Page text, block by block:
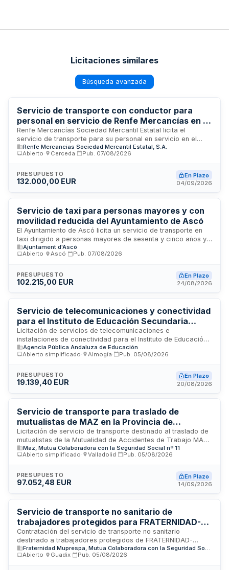
Licitaciones similares
Búsqueda avanzada
Servicio de transporte con conductor para
personal en servicio de Renfe Mercancías en el
área de A Coruña
Renfe Mercancías Sociedad Mercantil Estatal licita el
servicio de transporte para su personal en servicio en el
área de A Coruña. El servicio comprende el desplazamiento
mediante vehículos con conductor entre orígenes y destinos
trata de una contratación no exclusiva regulada por la
normativa vigente en transporte de personas, cuya ejecución
Sistemas y Empresas Participadas.
Renfe Mercancías Sociedad Mercantil Estatal, S.A.
Abierto
Cerceda Pub. 07/08/2026
PRESUPUESTO
132.000,00 EUR
En Plazo
04/09/2026
Servicio de taxi para personas mayores y con
movilidad reducida del Ayuntamiento de Ascó
El Ayuntamiento de Ascó licita un servicio de transporte en
taxi dirigido a personas mayores de sesenta y cinco años y
a aquellas con movilidad reducida que requieren
desplazamientos dentro del municipio. El servicio será
coordinado, garantizando la continuidad en la prestación y la
gestión unitaria de rutas y horarios. La empresa adjudicataria
necesarios para atender las demandas del servicio de
conformidad con lo establecido en el pliego de
prescripciones técnicas.
Ajuntament d'Ascó
Abierto
Ascó Pub. 07/08/2026
PRESUPUESTO
102.215,00 EUR
En Plazo
24/08/2026
Servicio de telecomunicaciones y conectividad
para el Instituto de Educación Secundaria
Puerta del Mar
Licitación de servicios de telecomunicaciones e
instalaciones de conectividad para el Instituto de Educación
Secundaria Puerta del Mar, convocada por la Agencia
Pública Andaluza de Educación. El contrato incluye la
a internet y servicios telemáticos necesarios para el
funcionamiento integral del centro educativo, garantizando
administrativas y de gestión académica.
Agencia Pública Andaluza de Educación
Abierto simplificado
Almogía Pub. 05/08/2026
PRESUPUESTO
19.139,40 EUR
En Plazo
20/08/2026
Servicio de transporte para traslado de
mutualistas de MAZ en la Provincia de
Valladolid
Licitación de servicio de transporte destinado al traslado de
mutualistas de la Mutualidad de Accidentes de Trabajo MAZ
M.C.S.S. número 11 en la Provincia de Valladolid. El contrato
comprende la prestación de servicios de transporte
taxi, vehículos de transporte con conductor o equivalentes.
Se trata de un contrato de servicios con ejecución sucesiva
la Ley de Contratos del Sector Público.
Maz, Mutua Colaboradora con la Seguridad Social nº 11
Abierto simplificado
Valladolid Pub. 05/08/2026
PRESUPUESTO
97.052,48 EUR
En Plazo
14/09/2026
Servicio de transporte no sanitario de
trabajadores protegidos para FRATERNIDAD-
MUPRESPA en Granada
Contratación del servicio de transporte no sanitario
destinado a trabajadores protegidos de FRATERNIDAD-
MUPRESPA en la provincia de Granada. El adjudicatario
deberá disponer de organización y medios suficientes para
Fraternidad Muprespa, Mutua Colaboradora con la Seguridad Social nº 275
Abierto
Guadix Pub. 05/08/2026